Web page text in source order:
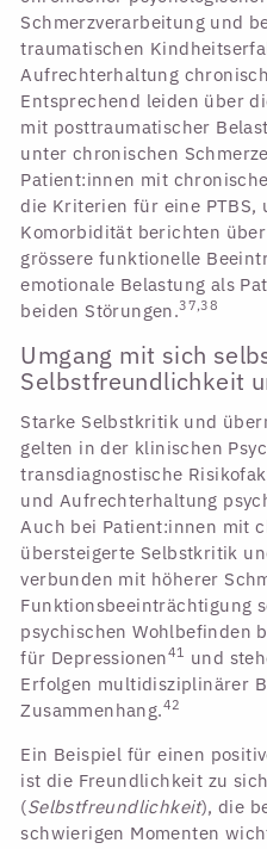
Schmerzverarbeitung und
traumatischen
Aufrechterhaltung
Entsprechend leiden über
mit posttraumatischer
unter chronischen
Patient:innen mit
die Kriterien für eine
Komorbidität berichten
grössere funktionelle
emotionale Belastung als
beiden Störungen.37,38
Umgang mit sich
Selbstfreundlichkeit
Starke Selbstkritik und
gelten in der klinischen
transdiagnostische
und Aufrechterhaltung
Auch bei Patient:innen mit
übersteigerte Selbstkritik
verbunden mit höherer
Funktionsbeeinträchtigung
psychischen Wohlbefinden
für Depressionen41 und
Erfolgen multidisziplinärer
Zusammenhang.42
Ein Beispiel für einen
ist die Freundlichkeit zu
(Selbstfreundlichkeit), die
schwierigen Momenten